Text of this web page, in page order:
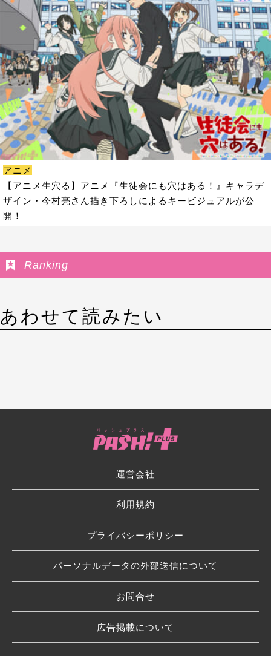
アニメ
【アニメ生穴る】アニメ『生徒会にも穴はある！』キャラデ
ザイン・今村亮さん描き下ろしによるキービジュアルが公
開！
Ranking
あわせて読みたい
運営会社
利用規約
プライバシーポリシー
パーソナルデータの外部送信について
お問合せ
広告掲載について